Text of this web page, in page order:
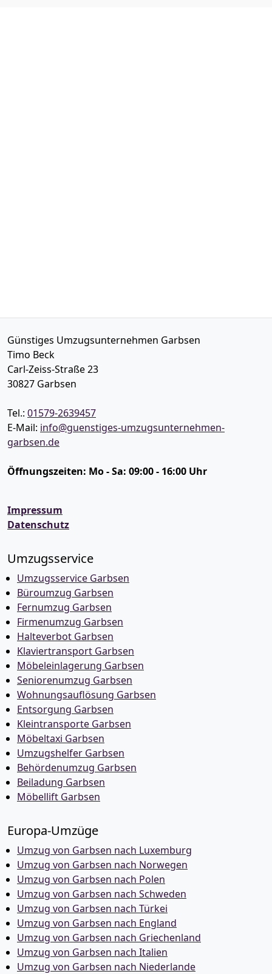
Günstiges Umzugsunternehmen Garbsen
Timo Beck
Carl-Zeiss-Straße 23
30827 Garbsen
Tel.: 01579-2639457
E-Mail: info@guenstiges-umzugsunternehmen-
garbsen.de
Öffnungszeiten: Mo - Sa: 09:00 - 16:00 Uhr
Impressum
Datenschutz
Umzugsservice
Umzugsservice Garbsen
Büroumzug Garbsen
Fernumzug Garbsen
Firmenumzug Garbsen
Halteverbot Garbsen
Klaviertransport Garbsen
Möbeleinlagerung Garbsen
Seniorenumzug Garbsen
Wohnungsauflösung Garbsen
Entsorgung Garbsen
Kleintransporte Garbsen
Möbeltaxi Garbsen
Umzugshelfer Garbsen
Behördenumzug Garbsen
Beiladung Garbsen
Möbellift Garbsen
Europa-Umzüge
Umzug von Garbsen nach Luxemburg
Umzug von Garbsen nach Norwegen
Umzug von Garbsen nach Polen
Umzug von Garbsen nach Schweden
Umzug von Garbsen nach Türkei
Umzug von Garbsen nach England
Umzug von Garbsen nach Griechenland
Umzug von Garbsen nach Italien
Umzug von Garbsen nach Niederlande